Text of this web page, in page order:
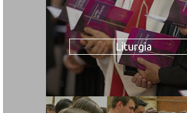
Liturgia